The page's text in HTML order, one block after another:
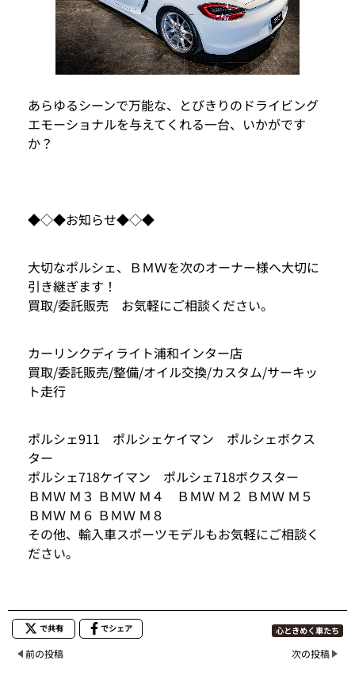
あらゆるシーンで万能な、とびきりのドライビング
エモーショナルを与えてくれる一台、いかがです
か？
◆◇◆お知らせ◆◇◆
大切なポルシェ、ＢＭＷを次のオーナー様へ大切に
引き継ぎます！
買取/委託販売 お気軽にご相談ください。
カーリンクディライト浦和インター店
買取/委託販売/整備/オイル交換/カスタム/サーキッ
ト走行
ポルシェ911 ポルシェケイマン ポルシェボクス
ター
ポルシェ718ケイマン ポルシェ718ボクスター
ＢＭＷ Ｍ３ ＢＭＷ Ｍ４ ＢＭＷ Ｍ２ ＢＭＷ Ｍ５
ＢＭＷ Ｍ６ ＢＭＷ Ｍ８
その他、輸入車スポーツモデルもお気軽にご相談く
ださい。
で共有 でシェア 心ときめく車たち
前の投稿 次の投稿